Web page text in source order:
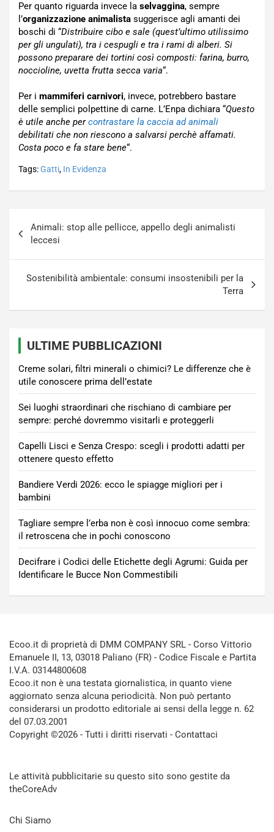
Per quanto riguarda invece la selvaggina, sempre
l’organizzazione animalista suggerisce agli amanti dei
boschi di “Distribuire cibo e sale (quest’ultimo utilissimo
per gli ungulati), tra i cespugli e tra i rami di alberi. Si
possono preparare dei tortini così composti: farina, burro,
noccioline, uvetta frutta secca varia“.
Per i mammiferi carnivori, invece, potrebbero bastare
delle semplici polpettine di carne. L’Enpa dichiara “Questo
è utile anche percontrastare la caccia ad animali
debilitati che non riescono a salvarsi perchè affamati.
Costa poco e fa stare bene“.
Tags:Gatti, In Evidenza
articoli
Animali: stop alle pellicce, appello degli animalisti
leccesi
Sostenibilità ambientale: consumi insostenibili per la
Terra
ULTIME PUBBLICAZIONI
Creme solari, filtri minerali o chimici? Le differenze che è
utile conoscere prima dell’estate
Sei luoghi straordinari che rischiano di cambiare per
sempre: perché dovremmo visitarli e proteggerli
Capelli Lisci e Senza Crespo: scegli i prodotti adatti per
ottenere questo effetto
Bandiere Verdi 2026: ecco le spiagge migliori per i
bambini
Tagliare sempre l’erba non è così innocuo come sembra:
il retroscena che in pochi conoscono
Decifrare i Codici delle Etichette degli Agrumi: Guida per
Identificare le Bucce Non Commestibili
Ecoo.it di proprietà di DMM COMPANY SRL - Corso Vittorio
Emanuele II, 13, 03018 Paliano (FR) - Codice Fiscale e Partita
I.V.A. 03144800608
Ecoo.it non è una testata giornalistica, in quanto viene
aggiornato senza alcuna periodicità. Non può pertanto
considerarsi un prodotto editoriale ai sensi della legge n. 62
del 07.03.2001
Copyright ©2026 - Tutti i diritti riservati - Contattaci
Le attività pubblicitarie su questo sito sono gestite da
theCoreAdv
Chi Siamo